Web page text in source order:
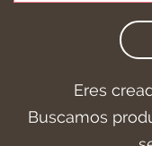
Eres
Buscamos